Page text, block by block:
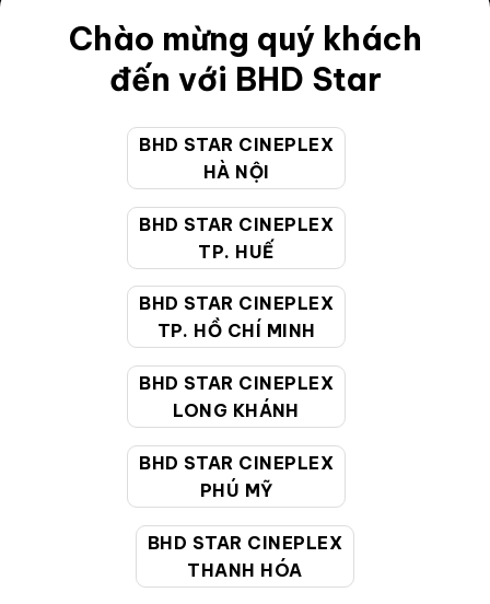
Chào mừng quý khách
đến với BHD Star
BHD STAR CINEPLEX
HÀ NỘI
BHD STAR CINEPLEX
TP. HUẾ
BHD STAR CINEPLEX
TP. HỒ CHÍ MINH
BHD STAR CINEPLEX
LONG KHÁNH
BHD STAR CINEPLEX
PHÚ MỸ
BHD STAR CINEPLEX
THANH HÓA
Điều khoản
Hướng dẫn đặt vé trực tuyến
Chính sách bảo vệ thông tin cá nhân của người tiêu
CHĂM SÓC KHÁCH HÀNG
19002099
gồm cả Lễ, Tết)
cskh@bhdstar.vn
MẠNG XÃ HỘI